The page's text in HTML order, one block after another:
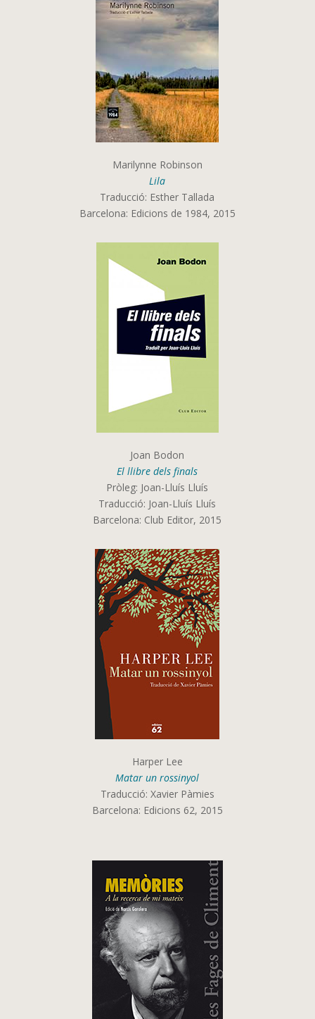
Marilynne Robinson
Lila
Traducció: Esther Tallada
Barcelona: Edicions de 1984, 2015
Joan Bodon
El llibre dels finals
Pròleg: Joan-Lluís Lluís
Traducció: Joan-Lluís Lluís
Barcelona: Club Editor, 2015
Harper Lee
Matar un rossinyol
Traducció: Xavier Pàmies
Barcelona: Edicions 62, 2015